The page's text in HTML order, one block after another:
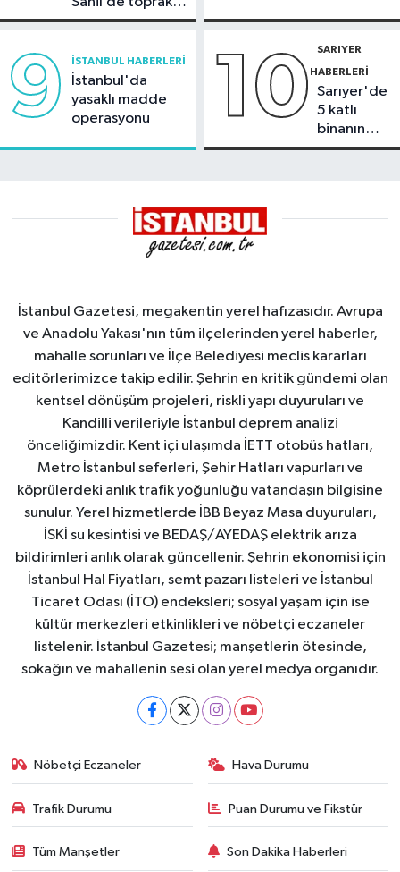
kayması
9 İSTANBUL HABERLERI
İstanbul'da
yasaklı madde
operasyonu
10 SARIYER
HABERLERI
Sarıyer'de
5 katlı
binanın
çatısında
İstanbul Gazetesi, megakentin yerel hafızasıdır. Avrupa
ve Anadolu Yakası'nın tüm ilçelerinden yerel haberler,
mahalle sorunları ve İlçe Belediyesi meclis kararları
editörlerimizce takip edilir. Şehrin en kritik gündemi olan
kentsel dönüşüm projeleri, riskli yapı duyuruları ve
Kandilli verileriyle İstanbul deprem analizi
önceliğimizdir. Kent içi ulaşımda İETT otobüs hatları,
Metro İstanbul seferleri, Şehir Hatları vapurları ve
köprülerdeki anlık trafik yoğunluğu vatandaşın bilgisine
sunulur. Yerel hizmetlerde İBB Beyaz Masa duyuruları,
İSKİ su kesintisi ve BEDAŞ/AYEDAŞ elektrik arıza
bildirimleri anlık olarak güncellenir. Şehrin ekonomisi için
İstanbul Hal Fiyatları, semt pazarı listeleri ve İstanbul
Ticaret Odası (İTO) endeksleri; sosyal yaşam için ise
kültür merkezleri etkinlikleri ve nöbetçi eczaneler
listelenir. İstanbul Gazetesi; manşetlerin ötesinde,
sokağın ve mahallenin sesi olan yerel medya organıdır.
Nöbetçi Eczaneler Hava Durumu
Trafik Durumu Puan Durumu ve Fikstür
Tüm Manşetler Son Dakika Haberleri